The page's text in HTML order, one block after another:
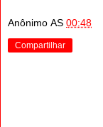
Anônimo AS 00:48
Compartilhar